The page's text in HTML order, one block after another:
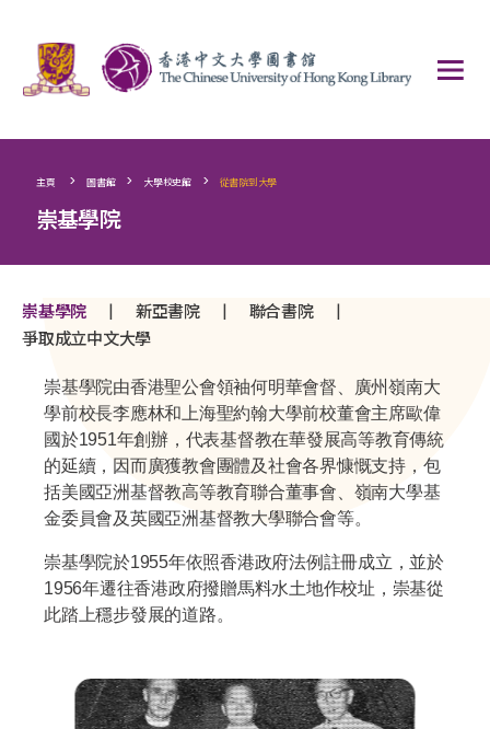
主頁 > 圖書館 > 大學校史館 > 從書院到大學
崇基學院
崇基學院 | 新亞書院 | 聯合書院 |
爭取成立中文大學
崇基學院由香港聖公會領袖何明華會督、廣州嶺南大
學前校長李應林和上海聖約翰大學前校董會主席歐偉
國於1951年創辦，代表基督教在華發展高等教育傳統
的延續，因而廣獲教會團體及社會各界慷慨支持，包
括美國亞洲基督教高等教育聯合董事會、嶺南大學基
金委員會及英國亞洲基督教大學聯合會等。
崇基學院於1955年依照香港政府法例註冊成立，並於
1956年遷往香港政府撥贈馬料水土地作校址，崇基從
此踏上穩步發展的道路。